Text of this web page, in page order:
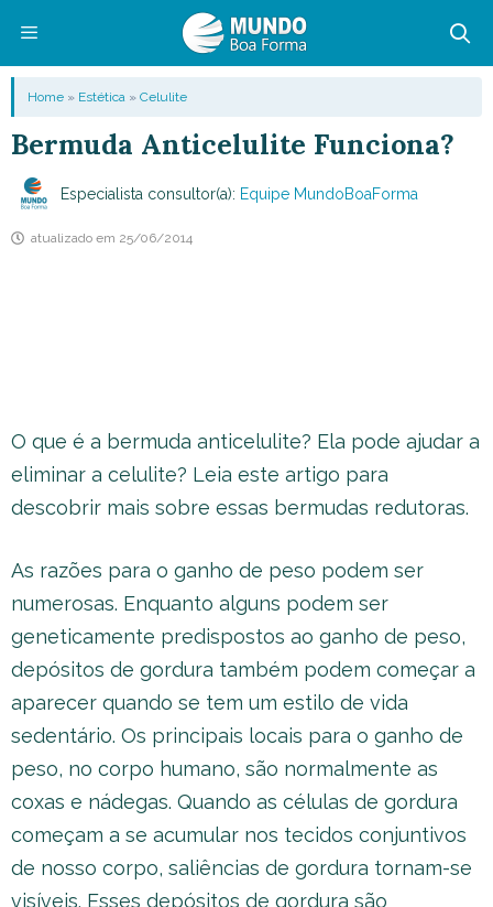
conteúdo
Menu
Home » Estética » Celulite
Bermuda Anticelulite Funciona?
Especialista consultor(a): Equipe MundoBoaForma
atualizado em 25/06/2014
O que é a bermuda anticelulite? Ela pode ajudar a
eliminar a celulite? Leia este artigo para
descobrir mais sobre essas bermudas redutoras.
As razões para o ganho de peso podem ser
numerosas. Enquanto alguns podem ser
geneticamente predispostos ao ganho de peso,
depósitos de gordura também podem começar a
aparecer quando se tem um estilo de vida
sedentário. Os principais locais para o ganho de
peso, no corpo humano, são normalmente as
coxas e nádegas. Quando as células de gordura
começam a se acumular nos tecidos conjuntivos
de nosso corpo, saliências de gordura tornam-se
visíveis. Esses depósitos de gordura são